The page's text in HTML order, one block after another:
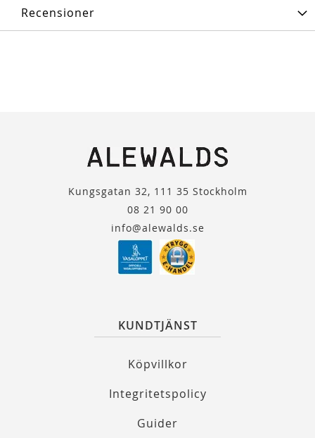
Recensioner
Kungsgatan 32, 111 35 Stockholm
08 21 90 00
info@alewalds.se
KUNDTJÄNST
Köpvillkor
Integritetspolicy
Guider